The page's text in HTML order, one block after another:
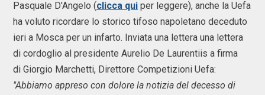
Pasquale D'Angelo (clicca qui per leggere), anche la Uefa
ha voluto ricordare lo storico tifoso napoletano deceduto
ieri a Mosca per un infarto. Inviata una lettera una lettera
di cordoglio al presidente Aurelio De Laurentiis a firma
di Giorgio Marchetti, Direttore Competizioni Uefa:
"Abbiamo appreso con dolore la notizia del decesso di